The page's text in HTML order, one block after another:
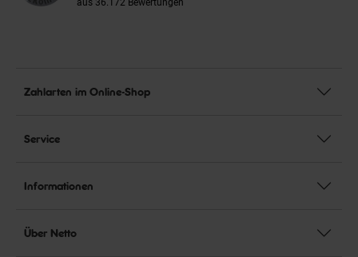
Zahlarten im Online-Shop
Service
Informationen
Über Netto